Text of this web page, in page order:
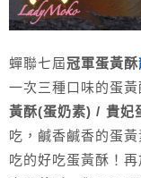
蟬聯七屆冠軍蛋黃酥
一次三種口味的蛋黃
黃酥(蛋奶素) / 貴妃
吃，鹹香鹹香的蛋
吃的好吃蛋黃酥！